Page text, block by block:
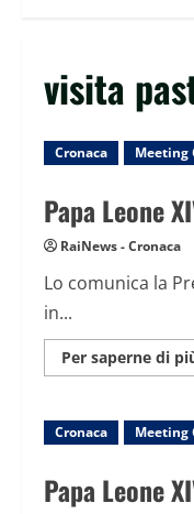
visita
Cronaca Meeting
Papa Leone
RaiNews - Cronaca
Lo comunica la
in...
Per saperne di
Cronaca Meeting
Papa Leone